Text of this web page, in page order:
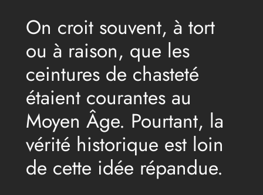
On croit souvent, à tort
ou à raison, que les
ceintures de chasteté
étaient courantes au
Moyen Âge. Pourtant, la
vérité historique est loin
de cette idée répandue.